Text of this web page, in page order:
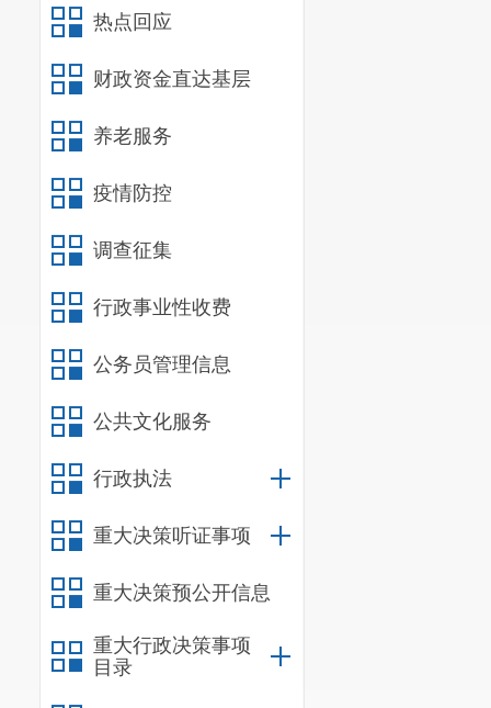
热点回应
财政资金直达基层
养老服务
疫情防控
调查征集
行政事业性收费
公务员管理信息
公共文化服务
行政执法
重大决策听证事项
重大决策预公开信息
重大行政决策事项
目录